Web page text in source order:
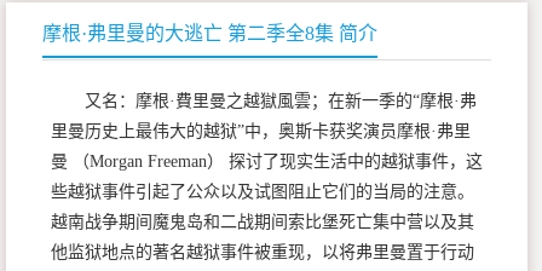
摩根·弗里曼的大逃亡 第二季全8集 简介
又名：摩根·費里曼之越獄風雲；在新一季的“摩根·弗
里曼历史上最伟大的越狱”中，奥斯卡获奖演员摩根·弗里
曼 （Morgan Freeman） 探讨了现实生活中的越狱事件，这
些越狱事件引起了公众以及试图阻止它们的当局的注意。
越南战争期间魔鬼岛和二战期间索比堡死亡集中营以及其
他监狱地点的著名越狱事件被重现，以将弗里曼置于行动